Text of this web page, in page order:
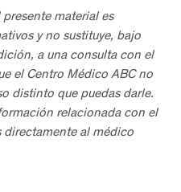
material es
y no sustituye, bajo
a una consulta con el
el Centro Médico ABC no
distinto que puedas darle.
relacionada con el
directamente al médico